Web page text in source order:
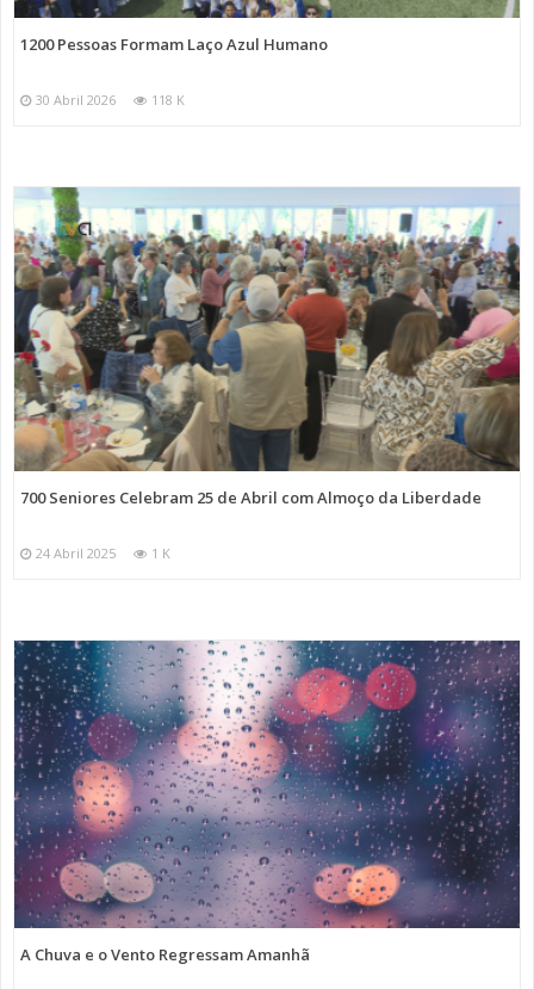
1200 Pessoas Formam Laço Azul Humano
30 Abril 2026 118 K
700 Seniores Celebram 25 de Abril com Almoço da Liberdade
24 Abril 2025 1 K
A Chuva e o Vento Regressam Amanhã